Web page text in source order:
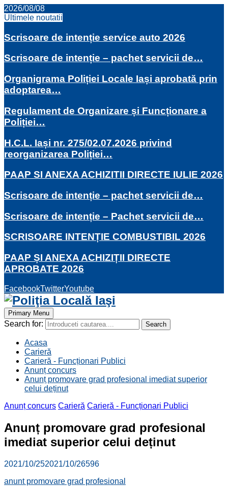
2026/08/08
Ultimele noutatii
Scrisoare de intenție service auto 2026
Scrisoare de intenție – pachet servicii de…
Organigrama Poliției Locale Iași aprobată prin
adoptarea…
Regulament de Organizare și Funcționare a
Poliției…
H.C.L. Iași nr. 275/02.07.2026 privind
reorganizarea Poliției…
PAAP SI ANEXA ACHIZITII DIRECTE IULIE 2026
Scrisoare de intenție – pachet servicii de…
Scrisoare de intenție – Pachet servicii de…
SCRISOARE INTENȚIE COMBUSTIBIL 2026
PAAP ȘI ANEXA ACHIZIȚII DIRECTE
APROBATE 2026
FacebookTwitterYoutube
Primary Menu
Search for: Search
Acasa
Carieră
Carieră - Funcționari Publici
Anunț concurs
Anunț promovare grad profesional imediat superior
celui deținut
Anunț concurs Carieră Carieră - Funcționari Publici
Anunț promovare grad profesional
imediat superior celui deținut
2021/10/252021/10/26596
anunt promovare grad profesional